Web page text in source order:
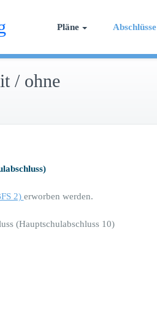
BildungPläne Abschlüsse
/ ohne
2) erworben werden.
(Hauptschulabschluss 10)